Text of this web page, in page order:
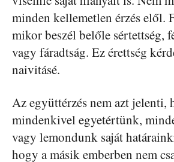
minden kellemetlen érzés elől.
mikor beszél belőle sértettség,
vagy fáradtság. Ez érettség
naivitásé.
Az együttérzés nem azt jelenti,
mindenkivel egyetértünk,
vagy lemondunk saját
hogy a másik emberben nem